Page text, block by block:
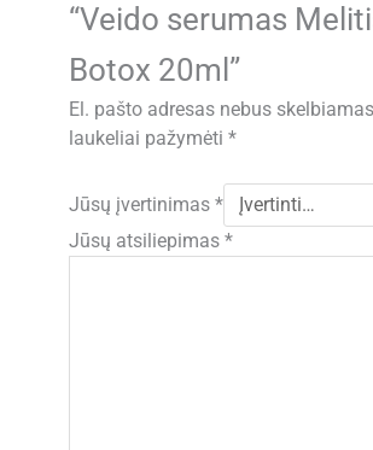
“Veido serumas
Botox 20ml”
El. pašto adresas nebus
laukeliai pažymėti*
Jūsų įvertinimas*
Jūsų atsiliepimas*